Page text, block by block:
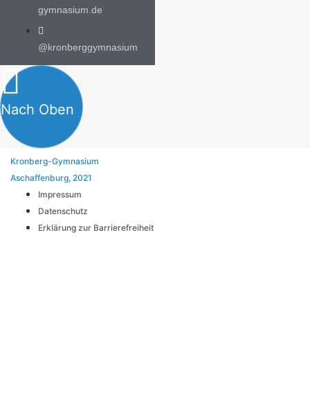
gymnasium.de
@kronberggymnasium
Nach Oben
Kronberg-Gymnasium
Aschaffenburg, 2021
Impressum
Datenschutz
Erklärung zur Barrierefreiheit